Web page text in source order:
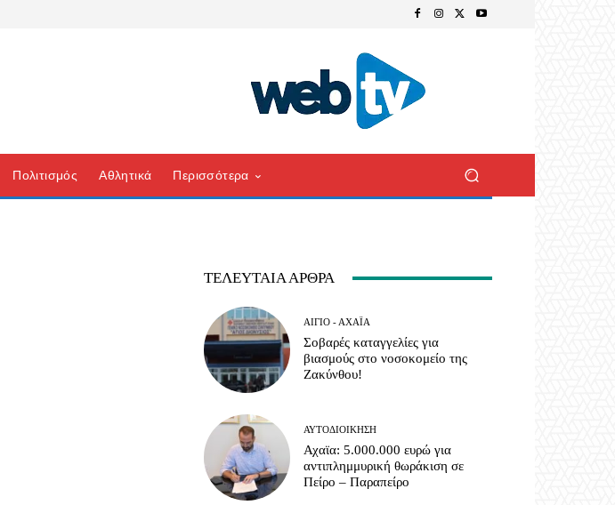
Πολιτισμός Αθλητικά Περισσότερα
ΤΕΛΕΥΤΑΊΑ ΆΡΘΡΑ
ΑΊΓΙΟ - ΑΧΑΪ́Α
Σοβαρές καταγγελίες για
βιασμούς στο νοσοκομείο της
Ζακύνθου!
ΑΥΤΟΔΙΟΊΚΗΣΗ
Αχαϊα: 5.000.000 ευρώ για
αντιπλημμυρική θωράκιση σε
Πείρο – Παραπείρο